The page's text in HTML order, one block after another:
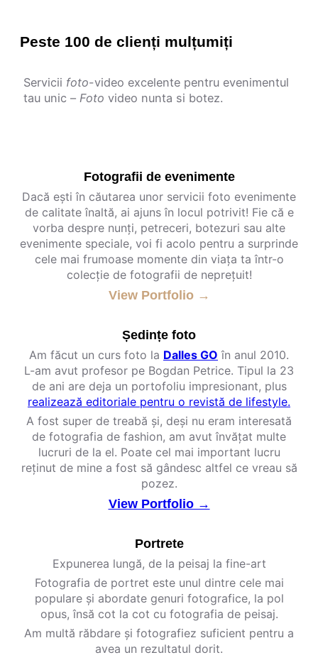
Peste 100 de clienți mulțumiți
Servicii foto-video excelente pentru evenimentul
tau unic – Foto video nunta si botez.
Fotografii de evenimente
Dacă ești în căutarea unor servicii foto evenimente
de calitate înaltă, ai ajuns în locul potrivit! Fie că e
vorba despre nunți, petreceri, botezuri sau alte
evenimente speciale, voi fi acolo pentru a surprinde
cele mai frumoase momente din viața ta într-o
colecție de fotografii de neprețuit!
View Portfolio →
Ședințe foto
Am făcut un curs foto la Dalles GO în anul 2010.
L-am avut profesor pe Bogdan Petrice. Tipul la 23
de ani are deja un portofoliu impresionant, plus
realizează editoriale pentru o revistă de lifestyle.
A fost super de treabă și, deși nu eram interesată
de fotografia de fashion, am avut învățat multe
lucruri de la el. Poate cel mai important lucru
reținut de mine a fost să gândesc altfel ce vreau să
pozez.
View Portfolio →
Portrete
Expunerea lungă, de la peisaj la fine-art
Fotografia de portret este unul dintre cele mai
populare și abordate genuri fotografice, la pol
opus, însă cot la cot cu fotografia de peisaj.
Am multă răbdare și fotografiez suficient pentru a
avea un rezultatul dorit.